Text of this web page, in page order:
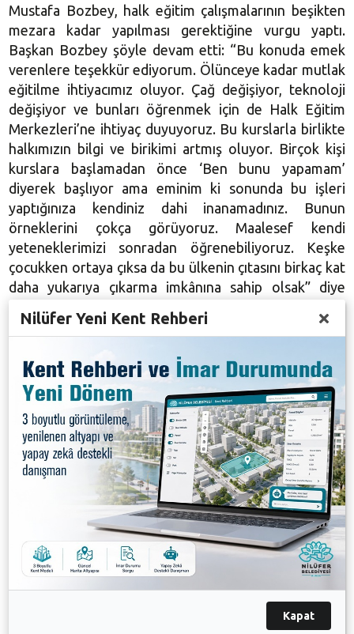
Mustafa Bozbey, halk eğitim çalışmalarının beşikten
mezara kadar yapılması gerektiğine vurgu yaptı.
Başkan Bozbey şöyle devam etti: “Bu konuda emek
verenlere teşekkür ediyorum. Ölünceye kadar mutlak
eğitilme ihtiyacımız oluyor. Çağ değişiyor, teknoloji
değişiyor ve bunları öğrenmek için de Halk Eğitim
Merkezleri’ne ihtiyaç duyuyoruz. Bu kurslarla birlikte
halkımızın bilgi ve birikimi artmış oluyor. Birçok kişi
kurslara başlamadan önce ‘Ben bunu yapamam’
diyerek başlıyor ama eminim ki sonunda bu işleri
yaptığınıza kendiniz dahi inanamadınız. Bunun
örneklerini çokça görüyoruz. Maalesef kendi
yeteneklerimizi sonradan öğrenebiliyoruz. Keşke
çocukken ortaya çıksa da bu ülkenin çıtasını birkaç kat
daha yukarıya çıkarma imkânına sahip olsak” diye
“İnsan eğitimle doğmaz ama eğitimle yaşar” diyerek
sözlerine başlayan Nilüfer İlçe Kaymakamı Avni Oral
da Halk Eğitim Merkezlerinin önemini vurguladı. Oral,
çaba ve emek gösteren kursiyerleri kutlayarak tebrik
etti. Açılış konuşmalarının ardından kursiyerlere
sertifikaları verildi, serginin açılışı yapıldı. Nilüfer İlçe
Halk Eğitim Merkezi’nin Yıl Sonu Sergisi’ni gezen
Nilüfer İlçe Kaymakamı Avni Oral ve Nilüfer Belediye
Başkanı Mustafa Bozbey, kadınların eserlerini
hayranlıkla inceledi. Kursiyerlerin el emeği eserlerinin
yer aldığı sergi 11 Mayıs’a kadar Çamlıca Kurs
Merkezi’nde ziyaret edilebilir.
Nilüfer Yeni Kent Rehberi
Kapat